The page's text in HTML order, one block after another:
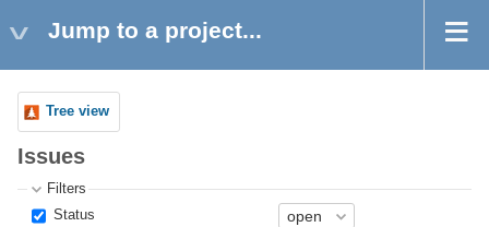
Jump to a project...
Tree view
Issues
Filters
Status